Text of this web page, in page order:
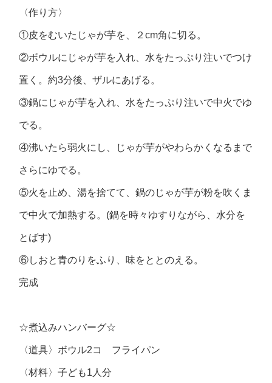
〈作り方〉
①皮をむいたじゃが芋を、２cm角に切る。
②ボウルにじゃが芋を入れ、水をたっぷり注いでつけ
置く。約3分後、ザルにあげる。
③鍋にじゃが芋を入れ、水をたっぷり注いで中火でゆ
でる。
④沸いたら弱火にし、じゃが芋がやわらかくなるまで
さらにゆでる。
⑤火を止め、湯を捨てて、鍋のじゃが芋が粉を吹くま
で中火で加熱する。(鍋を時々ゆすりながら、水分を
とばす)
⑥しおと青のりをふり、味をととのえる。
完成
☆煮込みハンバーグ☆
〈道具〉ボウル2コ フライパン
〈材料〉子ども1人分